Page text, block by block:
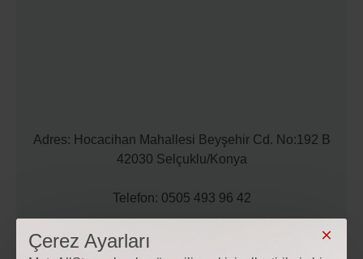
Çerez Ayarları
Adres: Hocacihan Mahallesi Beyşehir Cd. No:192 B
42030 Selçuklu/Konya
Telefon: 0505 493 96 42
Mail: iletisim@motoallstore.com